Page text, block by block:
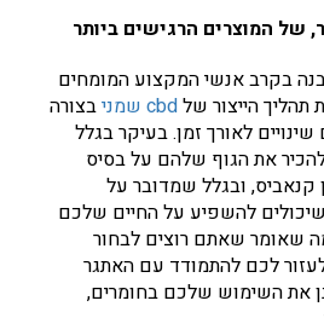
של המוצרים הרגישים ביותר
בקרב אנשי המקצוע המומחים
תהליך הייצור שלcbd שמני
‏בצורה
לאורך זמן. בעיקר בגלל
את הגוף שלהם על בסיס
ובגלל שמדובר על
להשפיע על החיים שלכם
שאומר שאתם רוצים לבחור
לכם להתמודד עם האתגר
את השימוש שלכם בחומרים,